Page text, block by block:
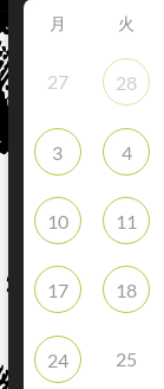
月 火
27 28
3 4
10 11
17 18
24 25